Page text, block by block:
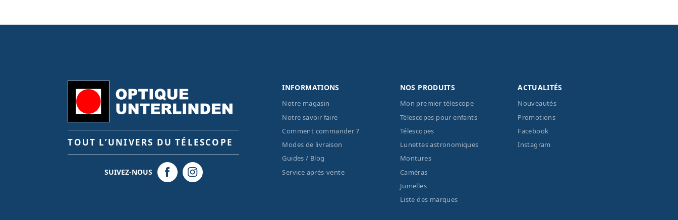
TOUT L’UNIVERS DU TÉLESCOPE
SUIVEZ-NOUS
INFORMATIONS
Notre magasin
Notre savoir faire
Comment commander ?
Modes de livraison
Guides / Blog
Service après-vente
NOS PRODUITS
Mon premier télescope
Télescopes pour enfants
Télescopes
Lunettes astronomiques
Montures
Caméras
Jumelles
Liste des marques
ACTUALITÉS
Nouveautés
Promotions
Facebook
Instagram